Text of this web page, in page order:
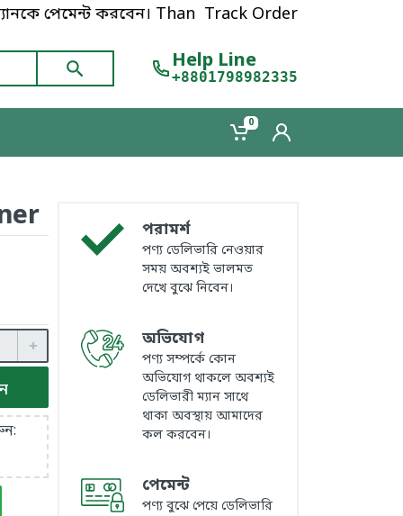
পেমেন্ট করবেন। Thanks for shopping!
Track Order
Help Line
+8801798982335
0
পরামর্শ
পণ্য ডেলিভারি নেওয়ার
সময় অবশ্যই ভালমত
দেখে বুঝে নিবেন।
অভিযোগ
পণ্য সম্পর্কে কোন
অভিযোগ থাকলে অবশ্যই
ডেলিভারী ম্যান সাথে
থাকা অবস্থায় আমাদের
কল করবেন।
পেমেন্ট
পণ্য বুঝে পেয়ে ডেলিভারি